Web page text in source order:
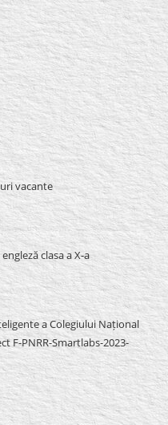
vacante
clasa a X-a
a Colegiului Național
F-PNRR-Smartlabs-2023-